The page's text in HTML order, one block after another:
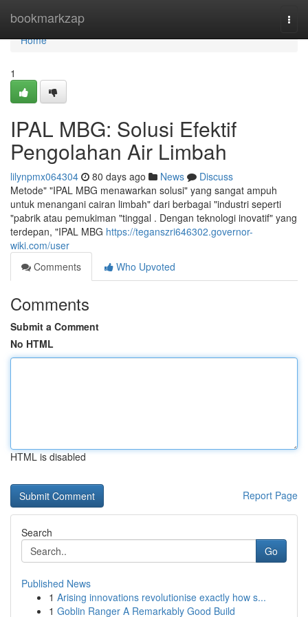
bookmarkzap
Home
Home
1
IPAL MBG: Solusi Efektif
Pengolahan Air Limbah
lilynpmx064304 80 days ago News
Discuss
Metode" "IPAL MBG menawarkan solusi" yang sangat ampuh
untuk menangani cairan limbah" dari berbagai "industri seperti
"pabrik atau pemukiman "tinggal . Dengan teknologi inovatif" yang
terdepan, "IPAL MBG https://teganszri646302.governor-
wiki.com/user
Comments
Who Upvoted
Comments
Submit a Comment
No HTML
HTML is disabled
Report Page
Search
Go
Published News
1 Arising innovations revolutionise exactly how s...
1 Goblin Ranger A Remarkably Good Build